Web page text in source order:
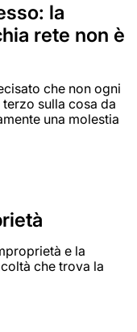
la
rete non è
che non ogni
sulla cosa da
una molestia
e la
che trova la